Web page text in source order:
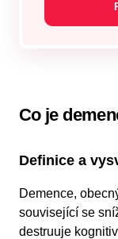
Co je
Definice a
Demence,
související se
destruuje